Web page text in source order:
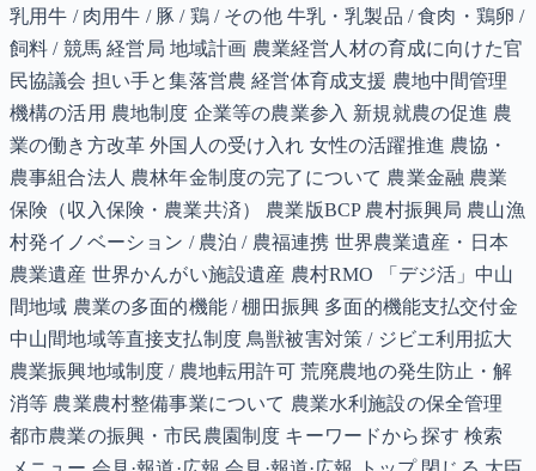
乳用牛 / 肉用牛 / 豚 / 鶏 / その他 牛乳・乳製品 / 食肉・鶏卵 /
飼料 / 競馬 経営局 地域計画 農業経営人材の育成に向けた官
民協議会 担い手と集落営農 経営体育成支援 農地中間管理
機構の活用 農地制度 企業等の農業参入 新規就農の促進 農
業の働き方改革 外国人の受け入れ 女性の活躍推進 農協・
農事組合法人 農林年金制度の完了について 農業金融 農業
保険（収入保険・農業共済） 農業版BCP 農村振興局 農山漁
村発イノベーション / 農泊 / 農福連携 世界農業遺産・日本
農業遺産 世界かんがい施設遺産 農村RMO 「デジ活」中山
間地域 農業の多面的機能 / 棚田振興 多面的機能支払交付金
中山間地域等直接支払制度 鳥獣被害対策 / ジビエ利用拡大
農業振興地域制度 / 農地転用許可 荒廃農地の発生防止・解
消等 農業農村整備事業について 農業水利施設の保全管理
都市農業の振興・市民農園制度 キーワードから探す 検索